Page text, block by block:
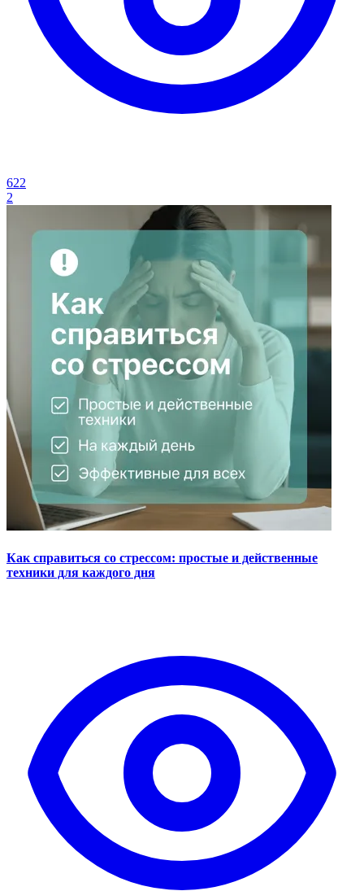
622
2
Как справиться со стрессом: простые и действенные
техники для каждого дня